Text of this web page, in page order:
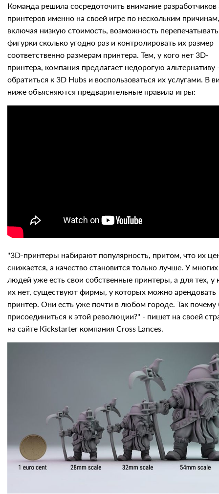
Команда решила сосредоточить внимание разработчиков
принтеров именно на своей игре по нескольким причинам,
включая низкую стоимость, возможность перепечатывать
фигурки сколько угодно раз и контролировать их размер
соответственно размерам принтера. Тем, у кого нет 3D-
принтера, компания предлагает недорогую альтернативу
обратиться к 3D Hubs и воспользоваться их услугами. В
ниже объясняются предварительные правила игры:
"3D-принтеры набирают популярность, притом, что их
снижается, а качество становится только лучше. У многих
людей уже есть свои собственные принтеры, а для тех, у
их нет, существуют фирмы, у которых можно арендовать
принтер. Они есть уже почти в любом городе. Так почему
присоединиться к этой революции?" - пишет на своей
на сайте Kickstarter компания Cross Lances.